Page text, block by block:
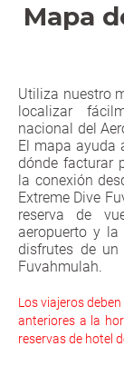
Mapa
Utiliza nuestro
localizar
nacional del
El mapa ayuda
dónde facturar
la conexión
Extreme Dive
reserva de
aeropuerto y
disfrutes de
Fuvahmulah.
Los viajeros
anteriores a la
reservas de hotel